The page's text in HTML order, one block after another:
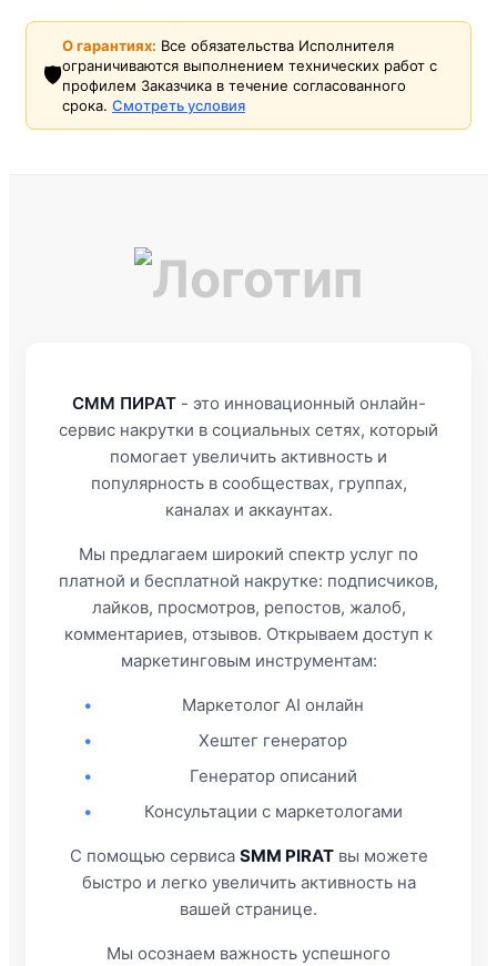
🛡️
О гарантиях: Все обязательства Исполнителя
ограничиваются выполнением технических работ с
профилем Заказчика в течение согласованного
срока. Смотреть условия
СММ ПИРАТ- это инновационный онлайн-
сервис накрутки в социальных сетях, который
помогает увеличить активность и
популярность в сообществах, группах,
каналах и аккаунтах.
Мы предлагаем широкий спектр услуг по
платной и бесплатной накрутке: подписчиков,
лайков, просмотров, репостов, жалоб,
комментариев, отзывов. Открываем доступ к
маркетинговым инструментам:
•
Маркетолог AI онлайн
•
Хештег генератор
•
Генератор описаний
•
Консультации с маркетологами
С помощью сервиса SMM PIRATвы можете
быстро и легко увеличить активность на
вашей странице.
Мы осознаем важность успешного